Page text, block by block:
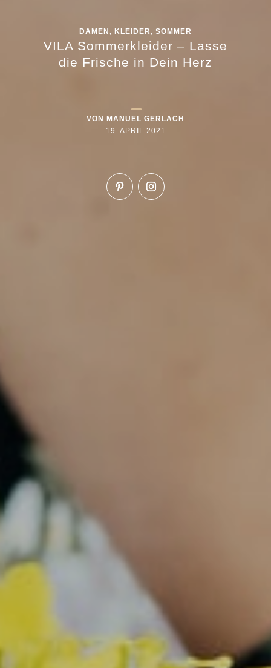
DAMEN , KLEIDER , SOMMER
VILA Sommerkleider – Lasse
die Frische in Dein Herz
VON
MANUEL GERLACH
19. APRIL 2021